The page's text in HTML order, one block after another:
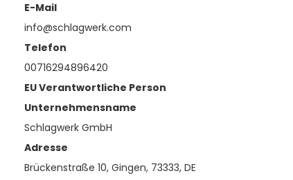
E-Mail
info@schlagwerk.com
Telefon
00716294896420
EU Verantwortliche Person
Unternehmensname
Schlagwerk GmbH
Adresse
Brückenstraße 10, Gingen, 73333, DE